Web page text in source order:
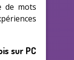
de mots
sur PC